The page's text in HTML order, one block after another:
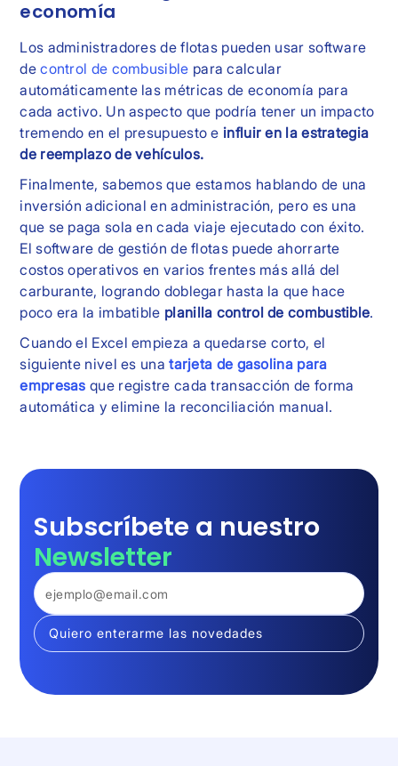
economía
Los administradores de flotas pueden usar software
decontrol de combusible para calcular
automáticamente las métricas de economía para
cada activo. Un aspecto que podría tener un impacto
tremendo en el presupuesto e influir en la estrategia
de reemplazo de vehículos.
Finalmente, sabemos que estamos hablando de una
inversión adicional en administración, pero es una
que se paga sola en cada viaje ejecutado con éxito.
El software de gestión de flotas puede ahorrarte
costos operativos en varios frentes más allá del
carburante, logrando doblegar hasta la que hace
poco era la imbatible planilla control de combustible.
Cuando el Excel empieza a quedarse corto, el
siguiente nivel es unatarjeta de gasolina para
empresas que registre cada transacción de forma
automática y elimine la reconciliación manual.
Subscríbete a nuestro
Newsletter